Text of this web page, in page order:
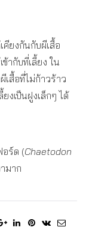
คียงกันกับผีเสื้อ
ากับที่เลี้ยง ใน
สื้อที่ไม่ก้าวร้าว
งเป็นฝูงเล็กๆ ได้
อร์ด (Chaetodon
มาก